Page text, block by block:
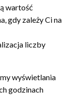
wartość
gdy zależy Ci na
liczby
wyświetlania
godzinach